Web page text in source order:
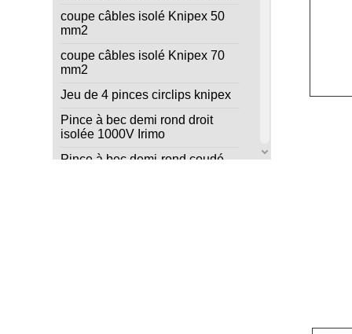
coupe câbles isolé Knipex 50
mm2
coupe câbles isolé Knipex 70
mm2
Jeu de 4 pinces circlips knipex
Pince à bec demi rond droit
isolée 1000V Irimo
Pince à bec demi-rond coudé